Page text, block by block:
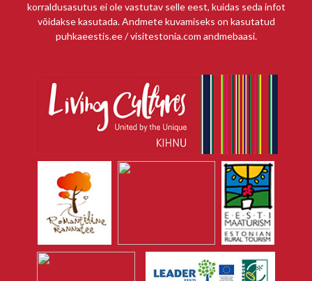
korraldusasutus ei ole vastutav selle eest, kuidas seda infot
võidakse kasutada. Andmete kuvamiseks on kasutatud
puhkaeestis.ee / visitestonia.com andmebaasi.